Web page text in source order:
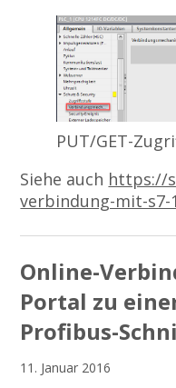
PUT/GET-
Siehe auch https://
verbindung-mit-s7-
Online-
Portal zu
Profibus-
11. Januar 2016